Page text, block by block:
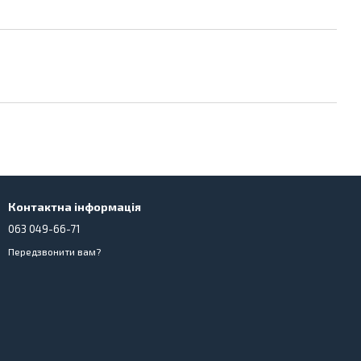
Контактна інформація
063 049-66-71
Передзвонити вам?